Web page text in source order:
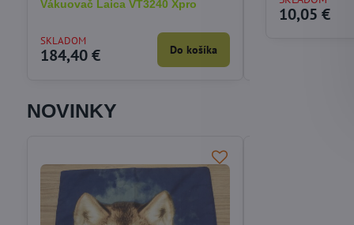
10,05 €
Vákuovač Laica VT3240 Xpro
SKLADOM
184,40 € Do košíka
Rozkladacia
5v1 Bestway 75054
NOVINKY